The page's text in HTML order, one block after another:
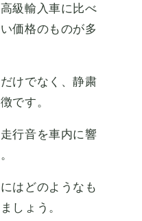
級輸入車に比べ
価格のものが多
けでなく、静粛
です。
行音を車内に響
はどのようなも
しょう。